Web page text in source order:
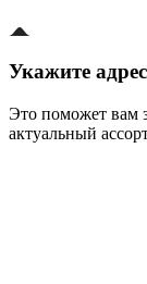
Укажите
Это поможет вам
актуальный